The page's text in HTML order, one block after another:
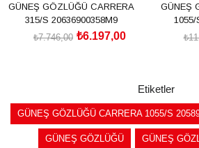
GÜNEŞ GÖZLÜĞÜ CARRERA
315/S 20636900358M9
₺6.197,00
₺7.746,00
GÜNEŞ
1055/
Etiketler
GÜNEŞ GÖZLÜĞÜ CARRERA 1055/S
GÜNEŞ GÖZLÜĞÜ GÜNEŞ